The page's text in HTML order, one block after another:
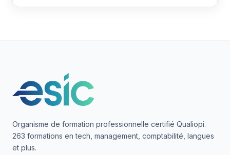
Organisme de formation professionnelle certifié Qualiopi.
263 formations en tech, management, comptabilité, langues
et plus.